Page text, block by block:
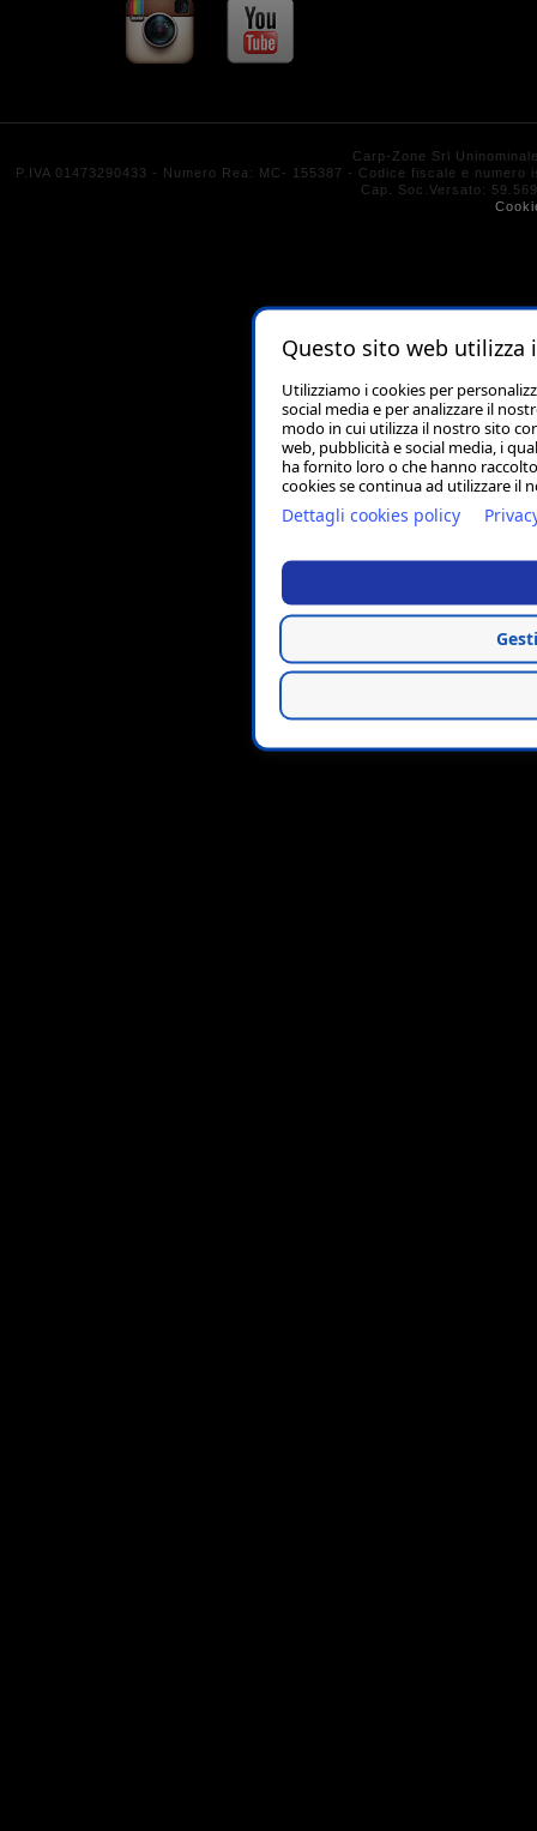
Carp-Zone Srl
P.IVA 01473290433 - Numero Rea: MC- 155387 - Codice fiscale e
Cap. Soc.Versato:
Questo sito web utilizza
Utilizziamo i cookies per
social media e per analizzare il
modo in cui utilizza il nostro sito
web, pubblicità e social media, i
ha fornito loro o che hanno
cookies se continua ad utilizzare il
Dettagli cookies policy